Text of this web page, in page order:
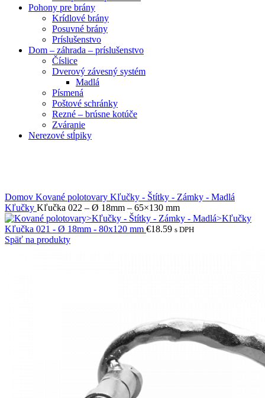
Pohony pre brány
Krídlové brány
Posuvné brány
Príslušenstvo
Dom – záhrada – príslušenstvo
Číslice
Dverový závesný systém
Madlá
Písmená
Poštové schránky
Rezné – brúsne kotúče
Zváranie
Nerezové stĺpiky
Domov Kované polotovary Kľučky - Štítky - Zámky - Madlá
Kľučky Kľučka 022 – Ø 18mm – 65×130 mm
Kľučka 021 - Ø 18mm - 80x120 mm €18.59 s DPH
Späť na produkty